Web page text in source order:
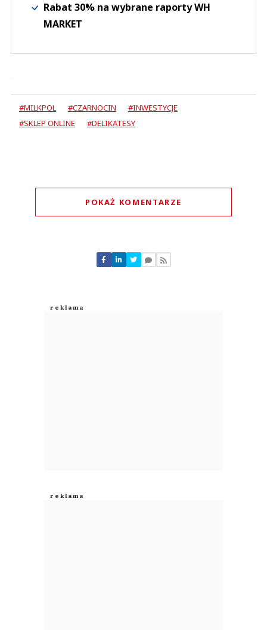
Rabat 30% na wybrane raporty WH
MARKET
#MILKPOL #CZARNOCIN
#INWESTYCJE
#SKLEP ONLINE
#DELIKATESY
POKAŻ KOMENTARZE
Nie znaleziono komentarzy
Zostaw swoje komentarze